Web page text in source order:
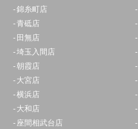
錦糸町店
青砥店
田無店
埼玉入間店
朝霞店
大宮店
横浜店
大和店
座間相武台店